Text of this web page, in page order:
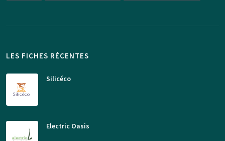
LES FICHES RÉCENTES
Silicéco
Electric Oasis